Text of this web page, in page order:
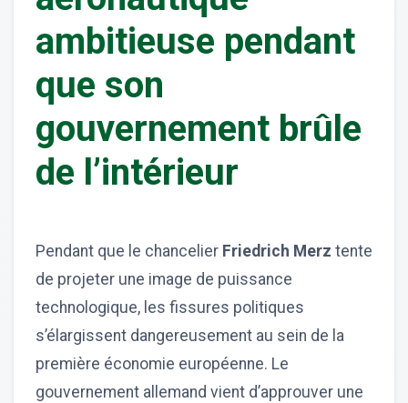
ambitieuse pendant
que son
gouvernement brûle
de l’intérieur
Pendant que le chancelier Friedrich Merz tente
de projeter une image de puissance
technologique, les fissures politiques
s’élargissent dangereusement au sein de la
première économie européenne. Le
gouvernement allemand vient d’approuver une